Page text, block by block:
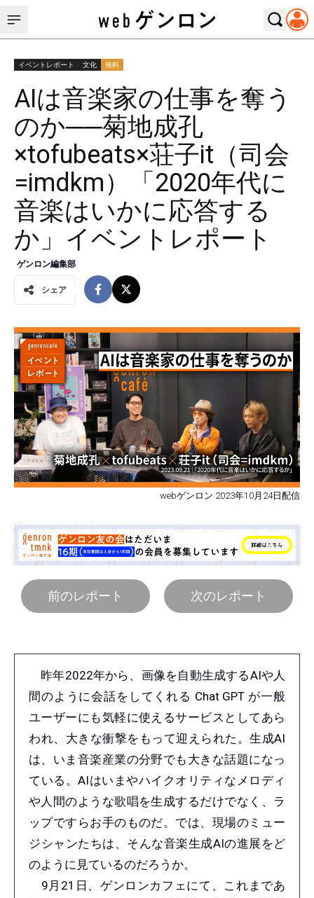
イベントレポート 文化 無料
AIは音楽家の仕事を奪う
のか──菊地成孔
×tofubeats×荘子it（司会
=imdkm）「2020年代に
音楽はいかに応答する
か」イベントレポート
ゲンロン編集部
シェア
webゲンロン 2023年10月24日配信
前のレポート 次のレポート
昨年2022年から、画像を自動生成するAIや人
間のように会話をしてくれる Chat GPT が一般
ユーザーにも気軽に使えるサービスとしてあら
われ、大きな衝撃をもって迎えられた。生成AI
は、いま音楽産業の分野でも大きな話題になっ
ている。AIはいまやハイクオリティなメロディ
や人間のような歌唱を生成するだけでなく、ラ
ップですらお手のものだ。では、現場のミュー
ジシャンたちは、そんな音楽生成AIの進展をど
のように見ているのだろうか。
9月21日、ゲンロンカフェにて、これまであ